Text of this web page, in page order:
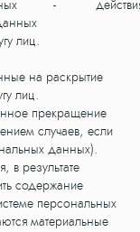
-
лиц.
раскрытие
лиц.
прекращение
случаев, если
данных).
в результате
содержание
персональных
материальные